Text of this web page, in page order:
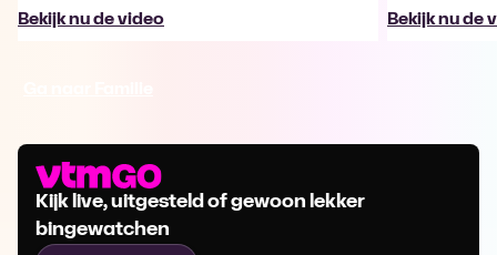
Bekijk nu de video Bekijk nu de
Kijk live, uitgesteld of gewoon lekker
bingewatchen